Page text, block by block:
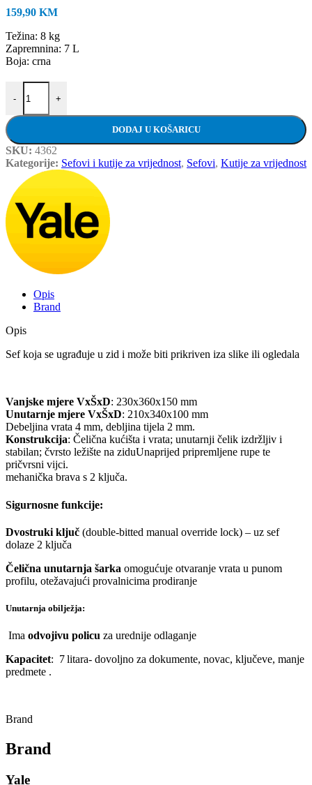
159,90 KM
Težina: 8 kg
Zapremnina: 7 L
Boja: crna
-
YALE mehanički ugradbeni sef sa 2 ključa, 230x360x150 mm, 8
+
DODAJ U KOŠARICU
SKU: 4362
Kategorije: Sefovi i kutije za vrijednost, Sefovi, Kutije za vrijednost
Opis
Brand
Opis
Sef koja se ugrađuje u zid i može biti prikriven iza slike ili ogledala
Vanjske mjere VxŠxD: 230x360x150 mm
Unutarnje mjere VxŠxD: 210x340x100 mm
Debeljina vrata 4 mm, debljina tijela 2 mm.
Konstrukcija: Čelična kućišta i vrata; unutarnji čelik izdržljiv i
stabilan; čvrsto ležište na ziduUnaprijed pripremljene rupe te
pričvrsni vijci.
mehanička brava s 2 ključa.
Sigurnosne funkcije:
Dvostruki ključ (double-bitted manual override lock) – uz sef
dolaze 2 ključa
Čelična unutarnja šarka omogućuje otvaranje vrata u punom
profilu, otežavajući provalnicima prodiranje
Unutarnja obilježja:
Ima odvojivu policu za urednije odlaganje
Kapacitet: 7 litara- dovoljno za dokumente, novac, ključeve, manje
predmete .
Brand
Brand
Yale